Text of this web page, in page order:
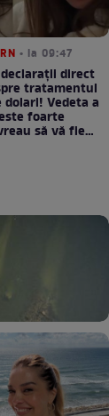
• la 09:47
direct
tratamentul
Vedeta a
foarte
să vă fie